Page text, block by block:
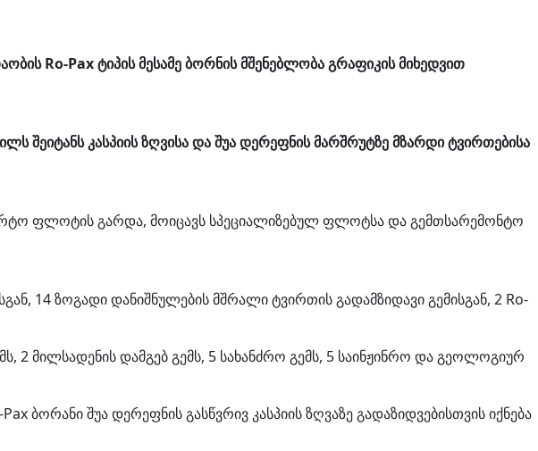
Ro-Pax ტიპის მესამე ბორნის მშენებლობა გრაფიკის მიხედვით
შეიტანს კასპიის ზღვისა და შუა დერეფნის მარშრუტზე მზარდი ტვირთებისა
ფლოტის გარდა, მოიცავს სპეციალიზებულ ფლოტსა და გემთსარემონტო
14 ზოგადი დანიშნულების მშრალი ტვირთის გადამზიდავი გემისგან, 2 Ro-
2 მილსადენის დამგებ გემს, 5 სახანძრო გემს, 5 საინჟინრო და გეოლოგიურ
ბორანი შუა დერეფნის გასწვრივ კასპიის ზღვაზე გადაზიდვებისთვის იქნება